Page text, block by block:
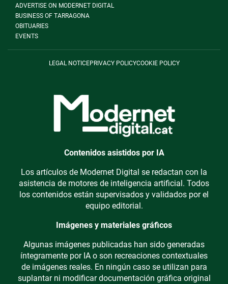
ADVERTISE ON MODERNET DIGITAL
BUSINESS OF TARRAGONA
OBITUARIES
EVENTS
LEGAL NOTICEPRIVACY POLICYCOOKIE POLICY
Contenidos asistidos por IA
Los artículos de Modernet Digital se redactan con la
asistencia de motores de inteligencia artificial. Todos
los contenidos están supervisados y validados por el
equipo editorial.
Imágenes y materiales gráficos
Algunas imágenes publicadas han sido generadas
íntegramente por IA o son recreaciones contextuales
de imágenes reales. En ningún caso se utilizan para
suplantar ni modificar documentación gráfica original